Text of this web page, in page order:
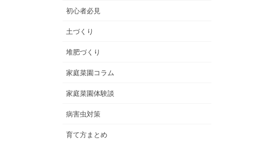
初心者必見
土づくり
堆肥づくり
家庭菜園コラム
家庭菜園体験談
病害虫対策
育て方まとめ